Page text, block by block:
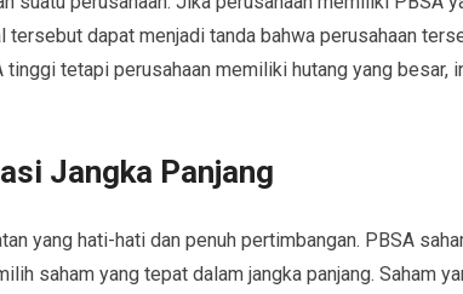
dapat menjadi tanda bahwa perusahaan
tetapi perusahaan memiliki hutang yang besar,
Jangka Panjang
yang hati-hati dan penuh pertimbangan. PBSA
saham yang tepat dalam jangka panjang. Saham